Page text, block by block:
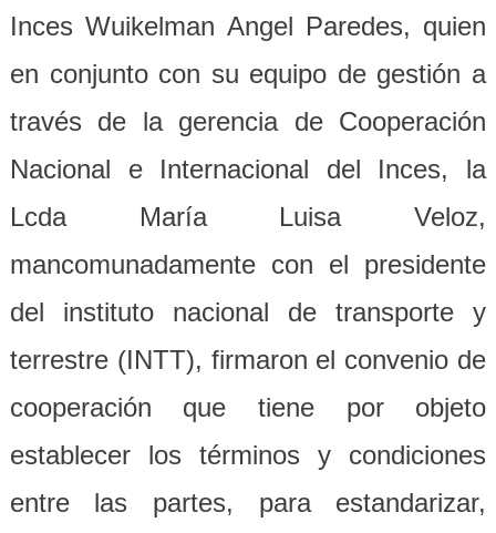
Inces Wuikelman Angel Paredes, quien
en conjunto con su equipo de gestión a
través de la gerencia de Cooperación
Nacional e Internacional del Inces, la
Lcda María Luisa Veloz,
mancomunadamente con el presidente
del instituto nacional de transporte y
terrestre (INTT), firmaron el convenio de
cooperación que tiene por objeto
establecer los términos y condiciones
entre las partes, para estandarizar,